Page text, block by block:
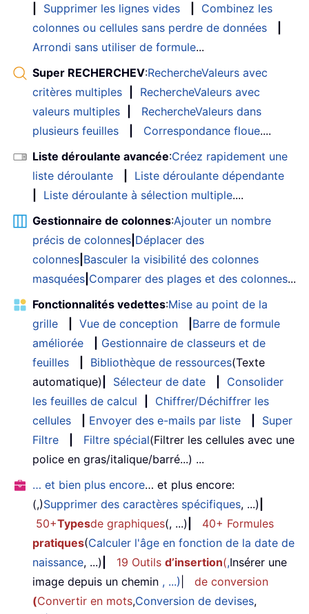
Supprimer les lignes vides
Combinez les
colonnes ou cellules sans perdre de données
Arrondi sans utiliser de formule...
Super RECHERCHEV:RechercheValeurs avec
critères multiples
RechercheValeurs avec
valeurs multiples
RechercheValeurs dans
plusieurs feuilles
Correspondance floue....
Liste déroulante avancée:Créez rapidement une
liste déroulante
Liste déroulante dépendante
Liste déroulante à sélection multiple....
Gestionnaire de colonnes:Ajouter un nombre
précis de colonnes Déplacer des
colonnes Basculer la visibilité des colonnes
masquées Comparer des plages et des colonnes...
Fonctionnalités vedettes:Mise au point de la
grille
Vue de conception
Barre de formule
améliorée
Gestionnaire de classeurs et de
feuilles
Bibliothèque de ressources(Texte
automatique)
Sélecteur de date
Consolider
les feuilles de calcul
Chiffrer/Déchiffrer les
cellules
Envoyer des e-mails par liste
Super
Filtre
Filtre spécial(Filtrer les cellules avec une
police en gras/italique/barré...) ...
… et bien plus encore… et plus encore:
(,)Supprimer des caractères spécifiques, ...)
50+Typesde graphiques(, ...)
40+ Formules
pratiques(Calculer l'âge en fonction de la date de
naissance, ...) 19 Outils d’insertion(,Insérer une
image depuis un chemin , ...)
de conversion
(Convertir en mots,Conversion de devises,